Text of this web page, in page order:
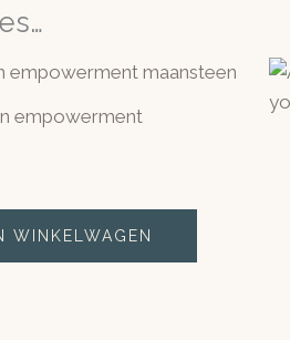
empowerment
WINKELWAGEN